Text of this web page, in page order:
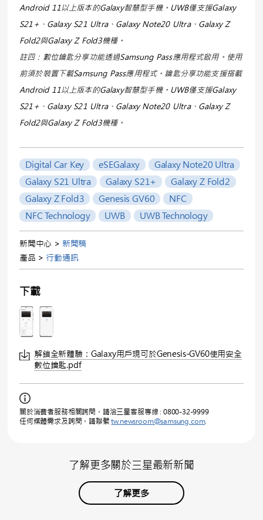
Android 11以上版本的Galaxy智慧型手機。UWB僅支援Galaxy
S21+、Galaxy S21 Ultra、Galaxy Note20 Ultra、Galaxy Z
Fold2與Galaxy Z Fold3機種。
註四：數位鑰匙分享功能透過Samsung Pass應用程式啟用。使用
前須於裝置下載Samsung Pass應用程式。鑰匙分享功能支援搭載
Android 11以上版本的Galaxy智慧型手機。UWB僅支援Galaxy
S21+、Galaxy S21 Ultra、Galaxy Note20 Ultra、Galaxy Z
Fold2與Galaxy Z Fold3機種。
Digital Car Key eSEGalaxy
Galaxy Note20 Ultra
Galaxy S21 Ultra
Galaxy S21+
Galaxy Z Fold2
Galaxy Z Fold3
Genesis GV60
NFC
NFC Technology
UWB UWB Technology
新聞中心 > 新聞稿
產品 > 行動通訊
下載
解鎖全新體驗：Galaxy用戶現可於Genesis-GV60使用安全
數位鑰匙.pdf
關於消費者服務相關詢問，請洽三星客服專線 : 0800-32-9999
任何媒體需求及詢問，請聯繫tw.newsroom@samsung.com.
了解更多關於三星最新新聞
了解更多